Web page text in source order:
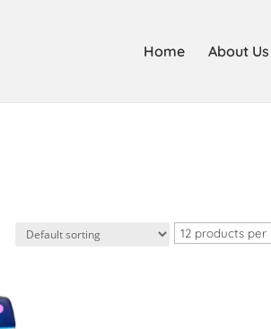
Home About Us